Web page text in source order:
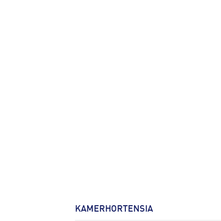
KAMERHORTENSIA